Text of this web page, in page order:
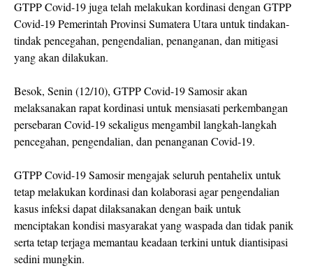
GTPP Covid-19 juga telah melakukan kordinasi dengan GTPP
Covid-19 Pemerintah Provinsi Sumatera Utara untuk tindakan-
tindak pencegahan, pengendalian, penanganan, dan mitigasi
yang akan dilakukan.
Besok, Senin (12/10), GTPP Covid-19 Samosir akan
melaksanakan rapat kordinasi untuk mensiasati perkembangan
persebaran Covid-19 sekaligus mengambil langkah-langkah
pencegahan, pengendalian, dan penanganan Covid-19.
GTPP Covid-19 Samosir mengajak seluruh pentahelix untuk
tetap melakukan kordinasi dan kolaborasi agar pengendalian
kasus infeksi dapat dilaksanakan dengan baik untuk
menciptakan kondisi masyarakat yang waspada dan tidak panik
serta tetap terjaga memantau keadaan terkini untuk diantisipasi
sedini mungkin.